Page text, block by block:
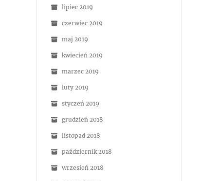
lipiec 2019
czerwiec 2019
maj 2019
kwiecień 2019
marzec 2019
luty 2019
styczeń 2019
grudzień 2018
listopad 2018
październik 2018
wrzesień 2018